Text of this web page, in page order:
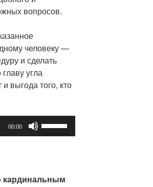
вопросов.
человеку —
и сделать
угла
выгода того, кто
00:00
увеличить
кардинальным